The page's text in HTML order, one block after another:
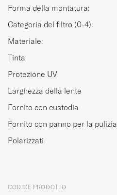
Forma della montatura:
Categoria del filtro (0-4):
Materiale:
Tinta
Protezione UV
Larghezza della lente
Fornito con custodia
Fornito con panno per la pulizia
Polarizzati
CODICE PRODOTTO